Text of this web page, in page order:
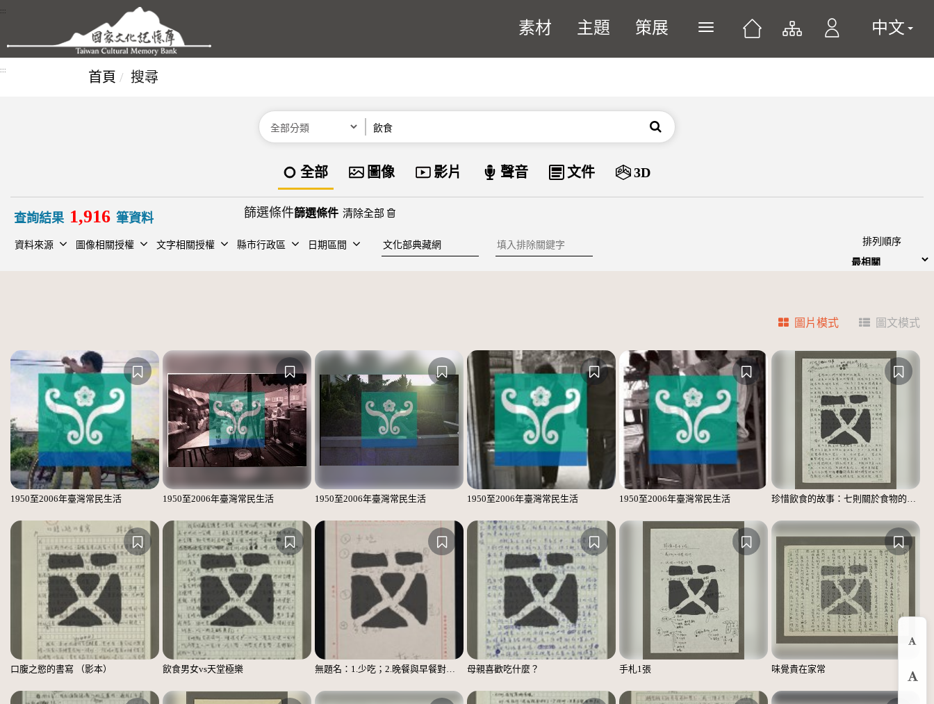
跳到主要內容區塊
:::
素材 主題 策展 展開或關閉主選單 中文
::: 首頁 搜尋
分類 搜尋
資料類型
全部 圖像 影片 聲音 文件 3D
查詢結果 1,916 筆資料 篩選條件 清除全部
資料來源 圖像相關授權 文字相關授權 縣市行政區 日期區間 建檔單位 排除關鍵字 排列順序
圖片模式 圖文模式
1950至2006年臺灣常民生活 1950至2006年臺灣常民生活 1950至2006年臺灣常民生活 1950至2006年臺灣常民生活 1950至2006年臺灣常民生活 珍惜飲食的故事：七則關於食物的個人、家庭、家族、社會、國族記憶
口腹之慾的書寫 （影本） 飲食男女vs天堂極樂 無題名：1.少吃；2.晚餐與早餐對調……；3.主副食對調……；4.多運動 母親喜歡吃什麼？ 手札1張 味覺貴在家常